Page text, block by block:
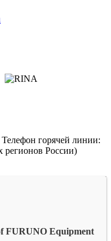
горячей линии:
регионов России)
FURUNO Equipment